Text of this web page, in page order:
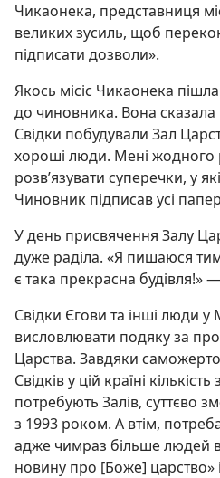
Чикаонека, представниця
великих зусиль, щоб
підписати дозволи».
Якось місіс Чикаонека
до чиновника. Вона
Свідки побудували Зал
хороші люди. Мені жодного
розв’язувати суперечки, у
Чиновник підписав усі
У день присвячення Залу
дуже раділа. «Я пишаюся
є така прекрасна будівля!»
Свідки Єгови та інші люди
висловлювати подяку за
Царства. Завдяки
Свідків у цій країні кількість
потребують Залів, суттєво
з 1993 роком. А втім,
адже чимраз більше людей
новину про [Боже] царство»